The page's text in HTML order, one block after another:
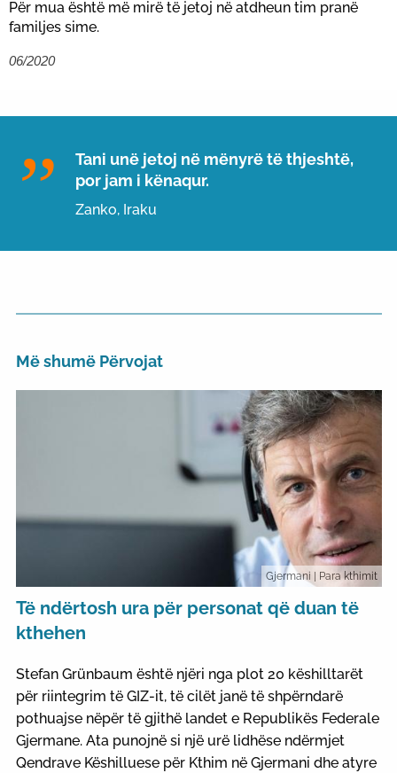
Për mua është më mirë të jetoj në atdheun tim pranë
familjes sime.
06/2020
Tani unë jetoj në mënyrë të thjeshtë,
por jam i kënaqur.
Zanko, Iraku
Më shumë Përvojat
Gjermani | Para kthimit
Të ndërtosh ura për personat që duan të
kthehen
Stefan Grünbaum është njëri nga plot 20 këshilltarët
për riintegrim të GIZ-it, të cilët janë të shpërndarë
pothuajse nëpër të gjithë landet e Republikës Federale
Gjermane. Ata punojnë si një urë lidhëse ndërmjet
Qendrave Këshilluese për Kthim në Gjermani dhe atyre